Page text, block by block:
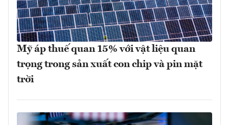
Mỹ áp thuế quan 15% với vật liệu quan
trọng trong sản xuất con chip và pin mặt
trời